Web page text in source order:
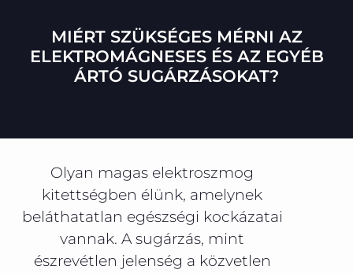
MIÉRT SZÜKSÉGES MÉRNI AZ
ELEKTROMÁGNESES ÉS AZ EGYÉB
ÁRTÓ SUGÁRZÁSOKAT?
Olyan magas elektroszmog
kitettségben élünk, amelynek
beláthatatlan egészségi kockázatai
vannak. A sugárzás, mint
észrevétlen jelenség a közvetlen